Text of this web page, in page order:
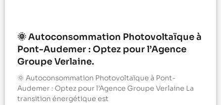
🌞 Autoconsommation Photovoltaïque à
Pont-Audemer : Optez pour l’Agence
Groupe Verlaine.
🌞 Autoconsommation Photovoltaïque à Pont-
Audemer : Optez pour l’Agence Groupe Verlaine La
transition énergétique est